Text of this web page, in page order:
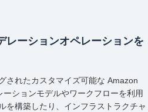
レーションオペレーションを
されたカスタマイズ可能な Amazon
ーションモデルやワークフローを利用
を構築したり、インフラストラクチャ